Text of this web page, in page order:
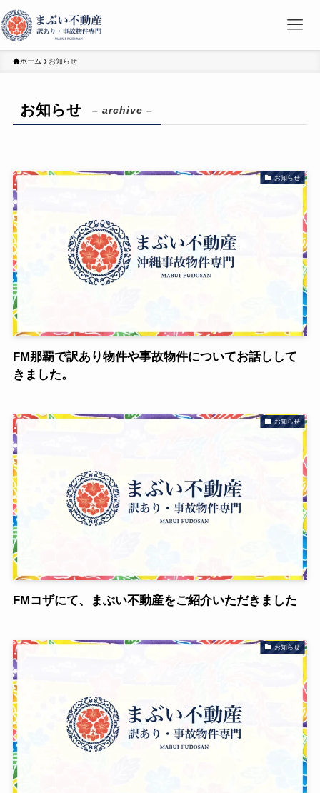
ホーム お知らせ
お知らせ – archive –
お知らせ
FM那覇で訳あり物件や事故物件についてお話しして
きました。
お知らせ
FMコザにて、まぶい不動産をご紹介いただきました
お知らせ